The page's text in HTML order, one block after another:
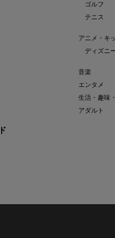
ゴルフ
テニス
アニメ・キ
ディズニ
音楽
エンタメ
生活・趣味
アダルト